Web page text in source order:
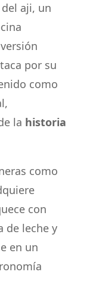
aji, un
por su
como
la historia
como
con
de leche y
en un